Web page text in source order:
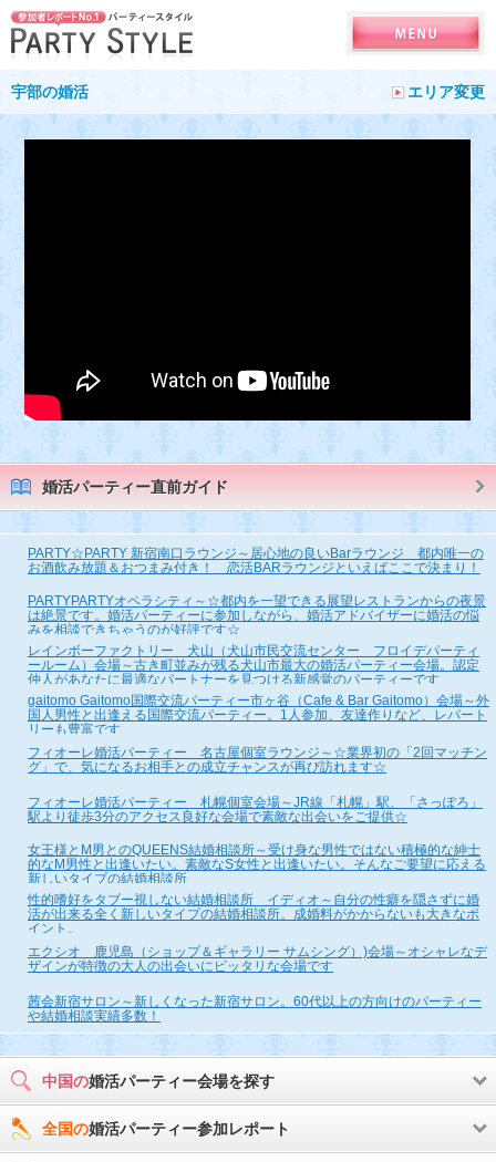
宇部の婚活 エリア変更
婚活パーティー直前ガイド
PARTY☆PARTY 新宿南口ラウンジ～居心地の良いBarラウンジ 都内唯一の
お酒飲み放題＆おつまみ付き！ 恋活BARラウンジといえばここで決まり！
PARTYPARTYオペラシティ～☆都内を一望できる展望レストランからの夜景
は絶景です。婚活パーティーに参加しながら、婚活アドバイザーに婚活の悩
みを相談できちゃうのが好評です☆
レインボーファクトリー 犬山（犬山市民交流センター フロイデパーティ
ールーム）会場～古き町並みが残る犬山市最大の婚活パーティー会場。認定
仲人があなたに最適なパートナーを見つける新感覚のパーティーです
gaitomo Gaitomo国際交流パーティー市ヶ谷（Cafe & Bar Gaitomo）会場～外
国人男性と出逢える国際交流パーティー。1人参加、友達作りなど、レパート
リーも豊富です
フィオーレ婚活パーティー 名古屋個室ラウンジ～☆業界初の「2回マッチン
グ」で、気になるお相手との成立チャンスが再び訪れます☆
フィオーレ婚活パーティー 札幌個室会場～JR線「札幌」駅、「さっぽろ」
駅より徒歩3分のアクセス良好な会場で素敵な出会いをご提供☆
女王様とM男とのQUEENS結婚相談所～受け身な男性ではない積極的な紳士
的なM男性と出逢いたい。素敵なS女性と出逢いたい。そんなご要望に応える
新しいタイプの結婚相談所
性的嗜好をタブー視しない結婚相談所 イディオ～自分の性癖を隠さずに婚
活が出来る全く新しいタイプの結婚相談所。成婚料がかからないも大きなポ
イント。
エクシオ 鹿児島（ショップ＆ギャラリー サムシング）)会場～オシャレなデ
ザインが特徴の大人の出会いにピッタリな会場です
茜会新宿サロン～新しくなった新宿サロン。60代以上の方向けのパーティー
や結婚相談実績多数！
中国の婚活パーティー会場を探す
全国の婚活パーティー参加レポート